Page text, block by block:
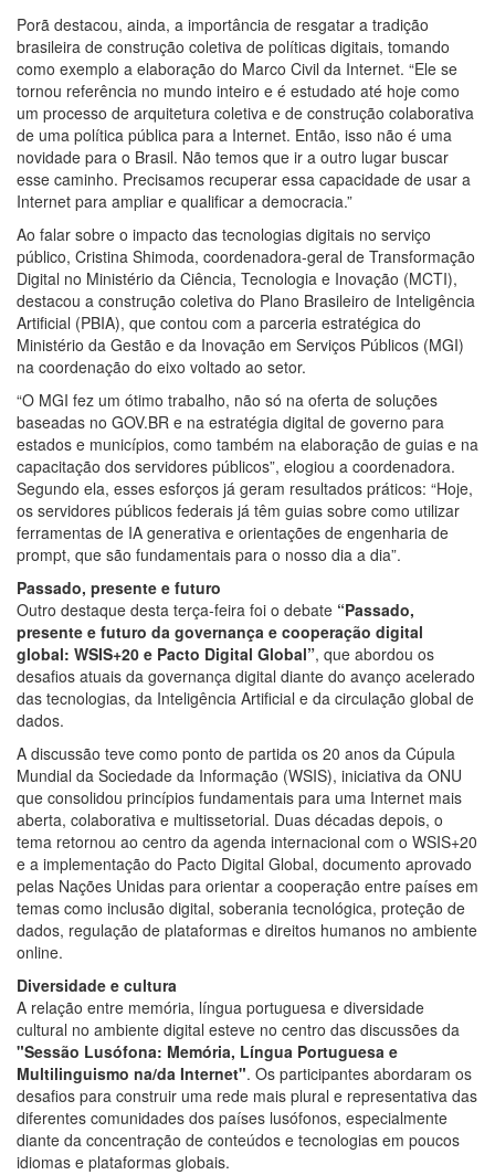
Porã destacou, ainda, a importância de resgatar a tradição
brasileira de construção coletiva de políticas digitais, tomando
como exemplo a elaboração do Marco Civil da Internet. “Ele se
tornou referência no mundo inteiro e é estudado até hoje como
um processo de arquitetura coletiva e de construção colaborativa
de uma política pública para a Internet. Então, isso não é uma
novidade para o Brasil. Não temos que ir a outro lugar buscar
esse caminho. Precisamos recuperar essa capacidade de usar a
Internet para ampliar e qualificar a democracia.”
Ao falar sobre o impacto das tecnologias digitais no serviço
público, Cristina Shimoda, coordenadora-geral de Transformação
Digital no Ministério da Ciência, Tecnologia e Inovação (MCTI),
destacou a construção coletiva do Plano Brasileiro de Inteligência
Artificial (PBIA), que contou com a parceria estratégica do
Ministério da Gestão e da Inovação em Serviços Públicos (MGI)
na coordenação do eixo voltado ao setor.
“O MGI fez um ótimo trabalho, não só na oferta de soluções
baseadas no GOV.BR e na estratégia digital de governo para
estados e municípios, como também na elaboração de guias e na
capacitação dos servidores públicos”, elogiou a coordenadora.
Segundo ela, esses esforços já geram resultados práticos: “Hoje,
os servidores públicos federais já têm guias sobre como utilizar
ferramentas de IA generativa e orientações de engenharia de
prompt, que são fundamentais para o nosso dia a dia”.
Passado, presente e futuro
Outro destaque desta terça-feira foi o debate “Passado,
presente e futuro da governança e cooperação digital
global: WSIS+20 e Pacto Digital Global”, que abordou os
desafios atuais da governança digital diante do avanço acelerado
das tecnologias, da Inteligência Artificial e da circulação global de
dados.
A discussão teve como ponto de partida os 20 anos da Cúpula
Mundial da Sociedade da Informação (WSIS), iniciativa da ONU
que consolidou princípios fundamentais para uma Internet mais
aberta, colaborativa e multissetorial. Duas décadas depois, o
tema retornou ao centro da agenda internacional com o WSIS+20
e a implementação do Pacto Digital Global, documento aprovado
pelas Nações Unidas para orientar a cooperação entre países em
temas como inclusão digital, soberania tecnológica, proteção de
dados, regulação de plataformas e direitos humanos no ambiente
online.
Diversidade e cultura
A relação entre memória, língua portuguesa e diversidade
cultural no ambiente digital esteve no centro das discussões da
"Sessão Lusófona: Memória, Língua Portuguesa e
Multilinguismo na/da Internet". Os participantes abordaram os
desafios para construir uma rede mais plural e representativa das
diferentes comunidades dos países lusófonos, especialmente
diante da concentração de conteúdos e tecnologias em poucos
idiomas e plataformas globais.